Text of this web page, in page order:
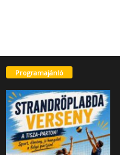
Programajánló